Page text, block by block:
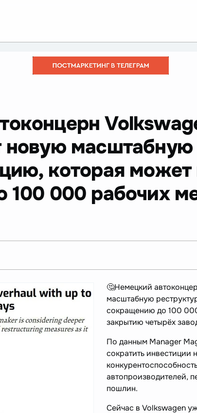
новую масштабную
которая может
000 рабочих
🤔Немецкий
масштабную
сокращению до 100
закрытию четырёх
По данным Manager
сократить инвестиции
автопроизводителей,
пошлин.
Сейчас в Volkswagen